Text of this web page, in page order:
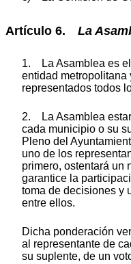
Artículo 6. La
1. La Asamblea es el
entidad metropolitana
representados todos
2. La Asamblea
cada municipio o su
Pleno del
uno de los
primero, ostentará un
garantice la
toma de decisiones y
entre ellos.
Dicha ponderación
al representante de
su suplente, de un